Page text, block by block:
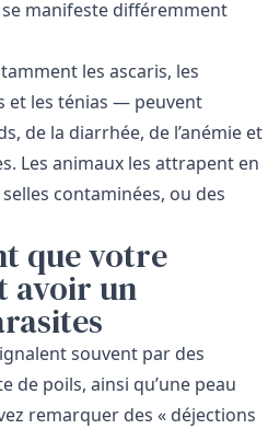
manifeste différemment
les ascaris, les
et les ténias — peuvent
de la diarrhée, de l’anémie et
Les animaux les attrapent en
contaminées, ou des
que votre
avoir un
souvent par des
de poils, ainsi qu’une peau
remarquer des « déjections